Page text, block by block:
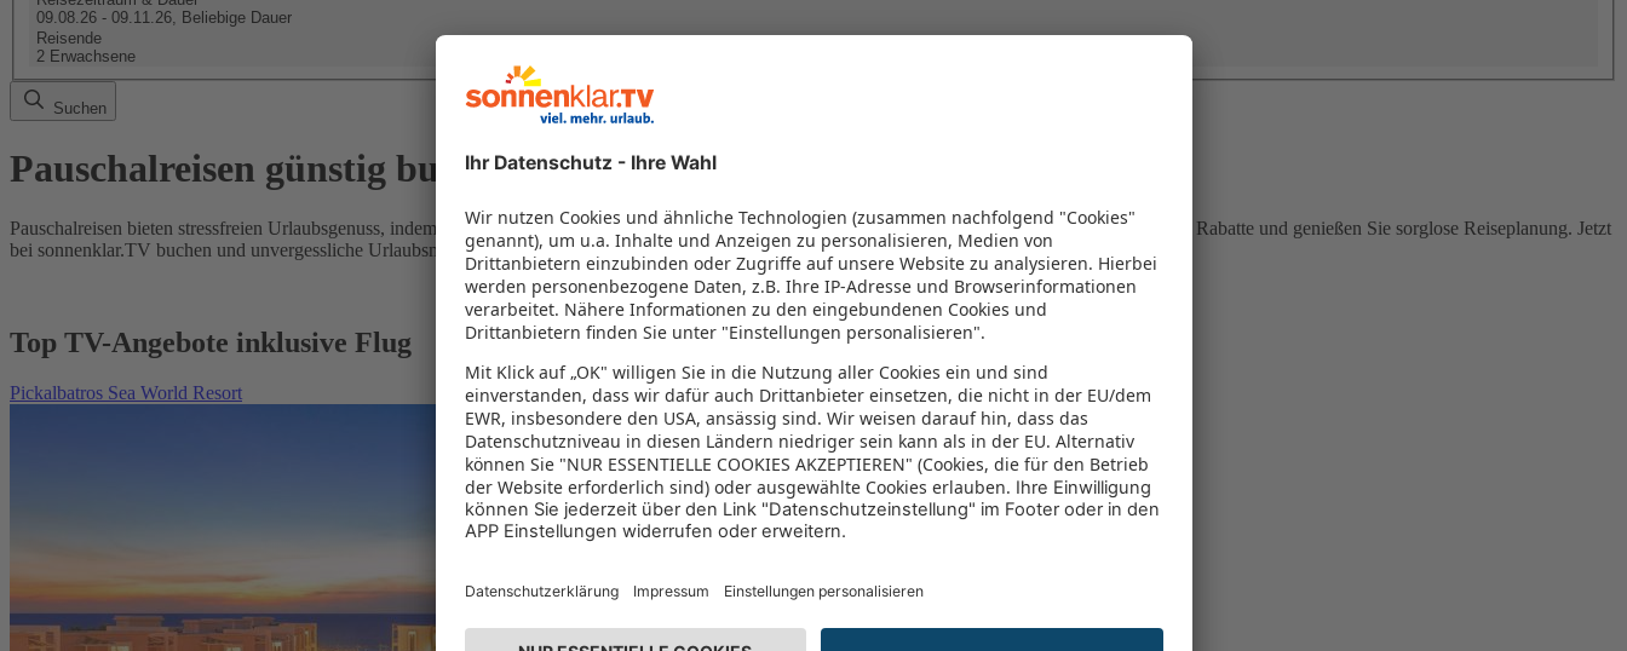
09.08.26 - 09.11.26, Beliebige Dauer
Reisende
2 Erwachsene
Suchen
Pauschalreisen günstig buchen
Pauschalreisen bieten stressfreien Urlaubsgenuss, indem Flug und Hotel in einem Paket kombiniert werden – das spart Zeit und Geld. Nutzen Sie attraktive Rabatte und genießen Sie sorglose Reiseplanung. Jetzt
bei sonnenklar.TV buchen und unvergessliche Urlaubsmomente erleben!
Top TV-Angebote inklusive Flug
Pickalbatros Sea World Resort